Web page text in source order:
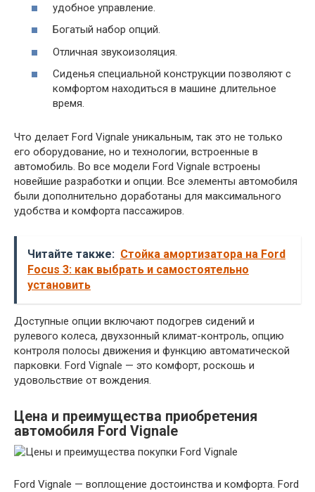
удобное управление.
Богатый набор опций.
Отличная звукоизоляция.
Сиденья специальной конструкции позволяют с
комфортом находиться в машине длительное
время.
Что делает Ford Vignale уникальным, так это не только
его оборудование, но и технологии, встроенные в
автомобиль. Во все модели Ford Vignale встроены
новейшие разработки и опции. Все элементы автомобиля
были дополнительно доработаны для максимального
удобства и комфорта пассажиров.
Читайте также: Стойка амортизатора на Ford
Focus 3: как выбрать и самостоятельно
установить
Доступные опции включают подогрев сидений и
рулевого колеса, двухзонный климат-контроль, опцию
контроля полосы движения и функцию автоматической
парковки. Ford Vignale — это комфорт, роскошь и
удовольствие от вождения.
Цена и преимущества приобретения
автомобиля Ford Vignale
Ford Vignale — воплощение достоинства и комфорта. Ford